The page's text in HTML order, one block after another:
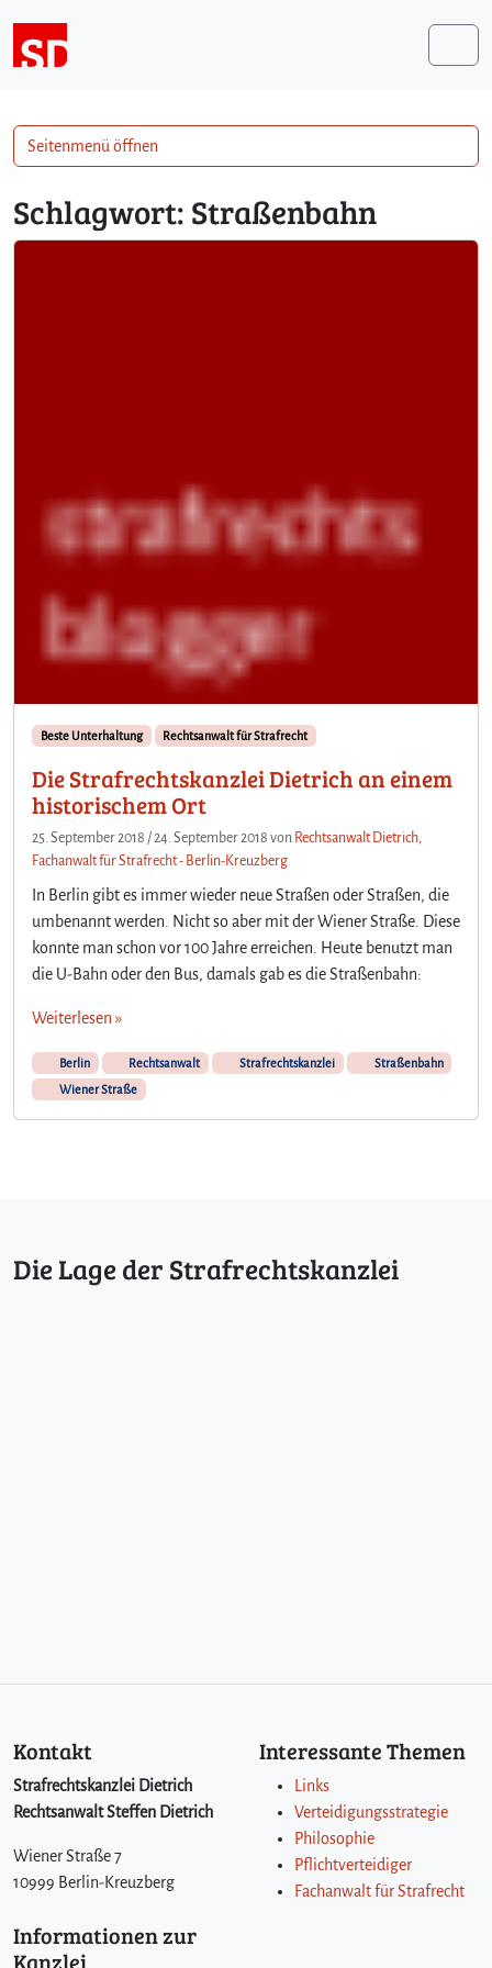
Schlagwort: Straßenbahn
Beste Unterhaltung Rechtsanwalt für Strafrecht
Die Strafrechtskanzlei Dietrich an einem
historischem Ort
25. September 2018 /24. September 2018 von Rechtsanwalt Dietrich,
Fachanwalt für Strafrecht - Berlin-Kreuzberg
In Berlin gibt es immer wieder neue Straßen oder Straßen, die
umbenannt werden. Nicht so aber mit der Wiener Straße. Diese
konnte man schon vor 100 Jahre erreichen. Heute benutzt man
die U-Bahn oder den Bus, damals gab es die Straßenbahn:
Weiterlesen »
Berlin Rechtsanwalt Strafrechtskanzlei
Straßenbahn
Wiener Straße
Seitenmenü öffnen
Die Lage der Strafrechtskanzlei
Kontakt
Strafrechtskanzlei Dietrich
Rechtsanwalt Steffen Dietrich
Wiener Straße 7
10999 Berlin-Kreuzberg
Interessante Themen
Links
Verteidigungsstrategie
Philosophie
Pflichtverteidiger
Fachanwalt für Strafrecht
Informationen zur
Kanzlei